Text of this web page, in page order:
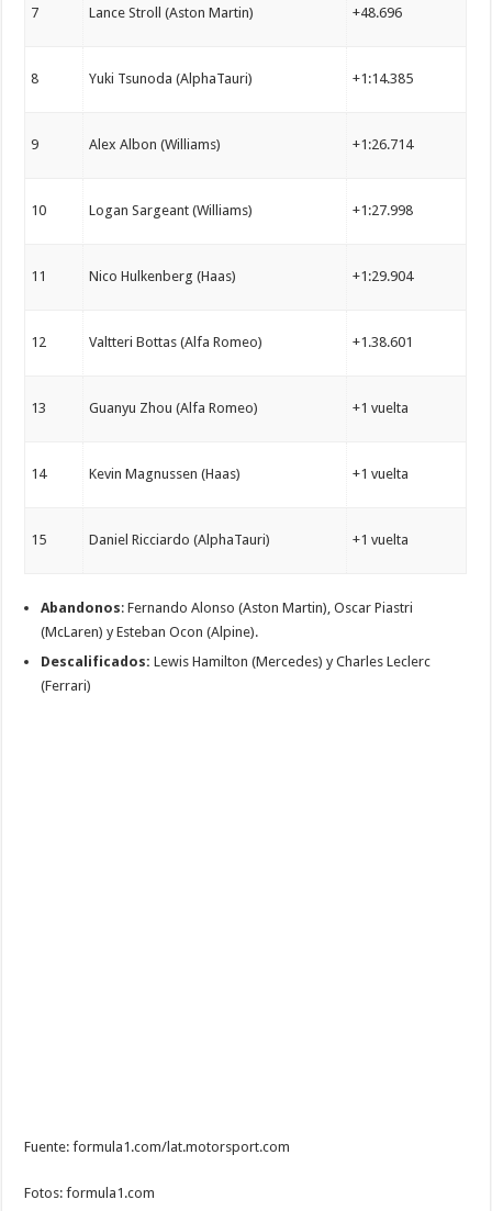
7 Lance Stroll (Aston Martin) +48.696
8 Yuki Tsunoda (AlphaTauri) +1:14.385
9 Alex Albon (Williams) +1:26.714
10 Logan Sargeant (Williams) +1:27.998
11 Nico Hulkenberg (Haas) +1:29.904
12 Valtteri Bottas (Alfa Romeo) +1.38.601
13 Guanyu Zhou (Alfa Romeo) +1 vuelta
14 Kevin Magnussen (Haas) +1 vuelta
15 Daniel Ricciardo (AlphaTauri) +1 vuelta
Abandonos: Fernando Alonso (Aston Martin), Oscar Piastri
(McLaren) y Esteban Ocon (Alpine).
Descalificados: Lewis Hamilton (Mercedes) y Charles Leclerc
(Ferrari)
Fuente: formula1.com/lat.motorsport.com
Fotos: formula1.com